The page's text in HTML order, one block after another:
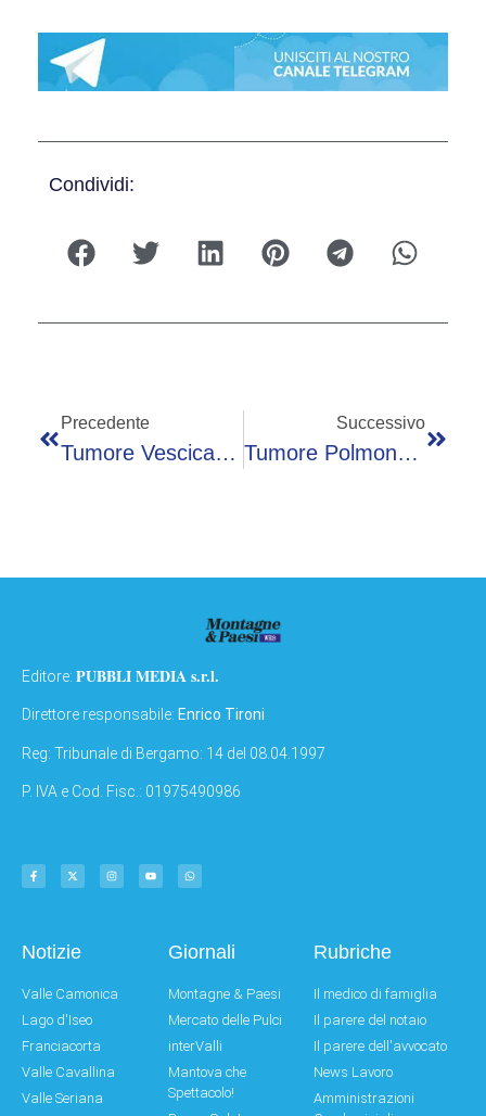
Condividi:
Precedente
Tumore Vescica, Oncologo Hurle: “Con Immunoterapia Perioperatoria Risposta Maggiore In Ogni Outcome”
Successivo
Tumore Polmone, Novello (Walce): “Svolta Con Immunoterapia In Contesto Operatorio”
Editore: PUBBLI MEDIA s.r.l.
Direttore responsabile: Enrico Tironi
Reg: Tribunale di Bergamo: 14 del 08.04.1997
P. IVA e Cod. Fisc.: 01975490986
Notizie
Valle Camonica
Lago d'Iseo
Franciacorta
Valle Cavallina
Valle Seriana
Giornali
Montagne & Paesi
Mercato delle Pulci
interValli
Mantova che
Spettacolo!
Rubriche
Il medico di famiglia
Il parere del notaio
Il parere dell'avvocato
News Lavoro
Amministrazioni